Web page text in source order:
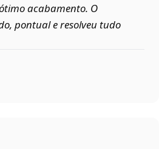
acabamento. O
pontual e resolveu tudo